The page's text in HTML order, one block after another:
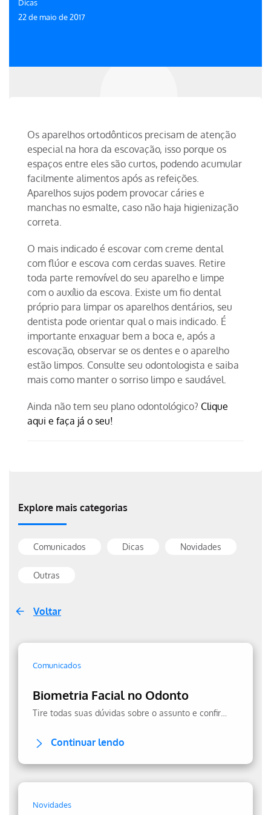
Dicas
22 de maio de 2017
Os aparelhos ortodônticos precisam de atenção
especial na hora da escovação, isso porque os
espaços entre eles são curtos, podendo acumular
facilmente alimentos após as refeições.
Aparelhos sujos podem provocar cáries e
manchas no esmalte, caso não haja higienização
correta.
O mais indicado é escovar com creme dental
com flúor e escova com cerdas suaves. Retire
toda parte removível do seu aparelho e limpe
com o auxílio da escova. Existe um fio dental
próprio para limpar os aparelhos dentários, seu
dentista pode orientar qual o mais indicado. É
importante enxaguar bem a boca e, após a
escovação, observar se os dentes e o aparelho
estão limpos. Consulte seu odontologista e saiba
mais como manter o sorriso limpo e saudável.
Ainda não tem seu plano odontológico? Clique
aqui e faça já o seu!
Explore mais categorias
Comunicados Dicas Novidades
Outras
Voltar
Comunicados
Biometria Facial no Odonto
Continuar lendo
Novidades